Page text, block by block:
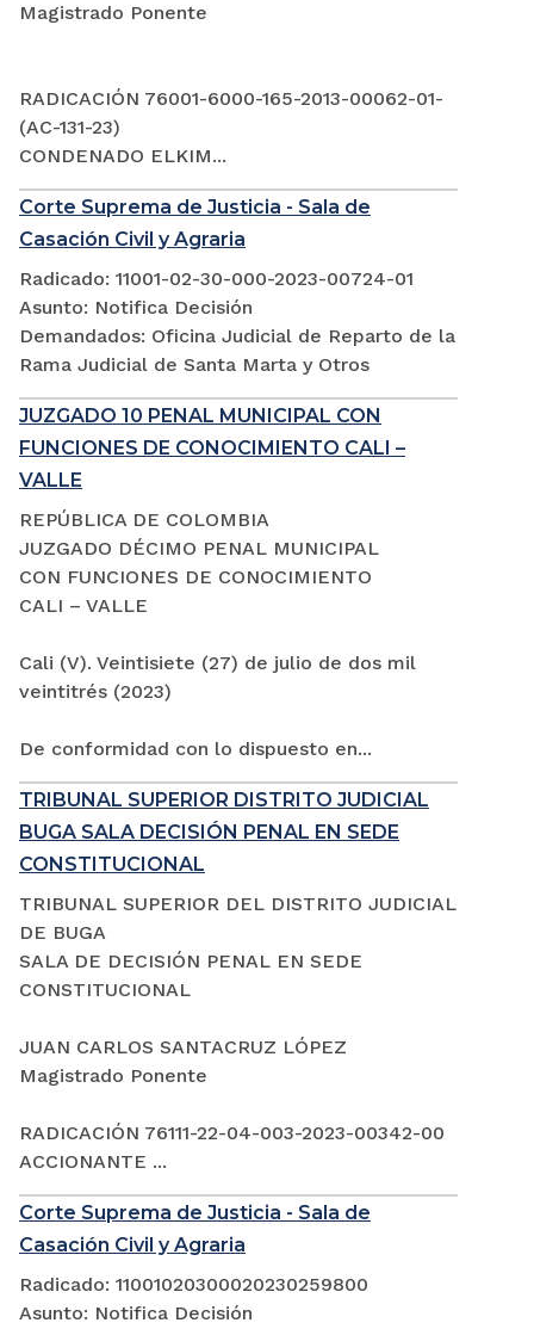
Magistrado Ponente
RADICACIÓN 76001-6000-165-2013-00062-01-
(AC-131-23)
CONDENADO ELKIM...
Corte Suprema de Justicia - Sala de
Casación Civil y Agraria
Radicado: 11001-02-30-000-2023-00724-01
Asunto: Notifica Decisión
Demandados: Oficina Judicial de Reparto de la
Rama Judicial de Santa Marta y Otros
JUZGADO 10 PENAL MUNICIPAL CON
FUNCIONES DE CONOCIMIENTO CALI –
VALLE
REPÚBLICA DE COLOMBIA
JUZGADO DÉCIMO PENAL MUNICIPAL
CON FUNCIONES DE CONOCIMIENTO
CALI – VALLE
Cali (V). Veintisiete (27) de julio de dos mil
veintitrés (2023)
De conformidad con lo dispuesto en...
TRIBUNAL SUPERIOR DISTRITO JUDICIAL
BUGA SALA DECISIÓN PENAL EN SEDE
CONSTITUCIONAL
TRIBUNAL SUPERIOR DEL DISTRITO JUDICIAL
DE BUGA
SALA DE DECISIÓN PENAL EN SEDE
CONSTITUCIONAL
JUAN CARLOS SANTACRUZ LÓPEZ
Magistrado Ponente
RADICACIÓN 76111-22-04-003-2023-00342-00
ACCIONANTE ...
Corte Suprema de Justicia - Sala de
Casación Civil y Agraria
Radicado: 11001020300020230259800
Asunto: Notifica Decisión